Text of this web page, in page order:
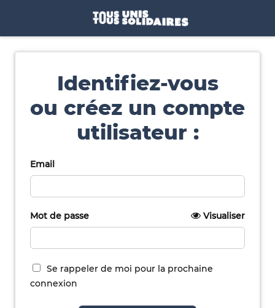
Identifiez-vous
ou créez un compte
utilisateur :
Email
Mot de passe Visualiser
Se rappeler de moi pour la prochaine
connexion